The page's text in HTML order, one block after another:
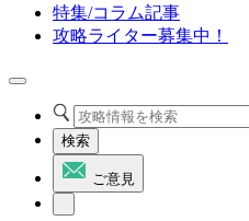
特集/コラム記事
攻略ライター募集中！
検索
ご意見